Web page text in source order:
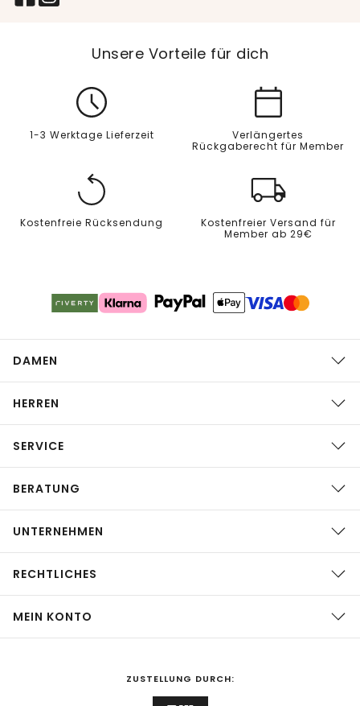
Unsere Vorteile für dich
1-3 Werktage Lieferzeit
Verlängertes
Rückgaberecht für Member
Kostenfreie Rücksendung
Kostenfreier Versand für
Member ab 29€
DAMEN
HERREN
SERVICE
BERATUNG
UNTERNEHMEN
RECHTLICHES
MEIN KONTO
ZUSTELLUNG DURCH: